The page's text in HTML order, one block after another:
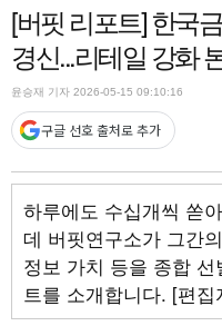
[버핏 리포트] 한국
경신...리테일 강화
윤승재 기자 2026-05-15 09:10:16
구글 선호 출처로 추가
하루에도 수십개씩 쏟
데 버핏연구소가 그간
정보 가치 등을 종합
트를 소개합니다. [편집